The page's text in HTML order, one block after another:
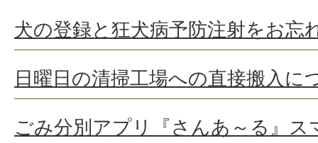
犬の登録と狂犬病予防注射をお忘
日曜日の清掃工場への直接搬入に
ごみ分別アプリ『さんあ～る』ス